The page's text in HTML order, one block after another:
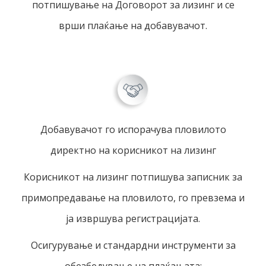
потпишување на Договорот за лизинг и се
врши плаќање на добавувачот.
Добавувачот го испорачува пловилото
директно на корисникот на лизинг
Корисникот на лизинг потпишува записник за
примопредавање на пловилото, го превзема и
ја извршува регистрацијата.
Осигурување и стандардни инструменти за